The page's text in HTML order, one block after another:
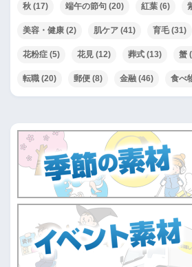
秋 (17) 端午の節句 (20) 紅葉 (6)
美容・健康 (2) 肌ケア (41) 育毛(31)
花粉症 (5) 花見 (12) 葬式 (13) 蟹
転職 (20) 郵便 (8) 金融 (46) 食べ